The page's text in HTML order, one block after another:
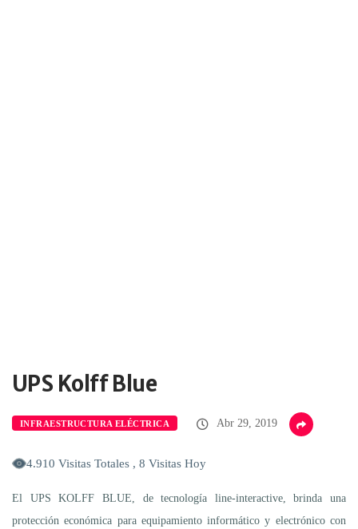
UPS Kolff Blue
INFRAESTRUCTURA ELÉCTRICA Abr 29, 2019
4.910 Visitas Totales , 8 Visitas Hoy
El UPS KOLFF BLUE, de tecnología line-interactive, brinda una
protección económica para equipamiento informático y electrónico con